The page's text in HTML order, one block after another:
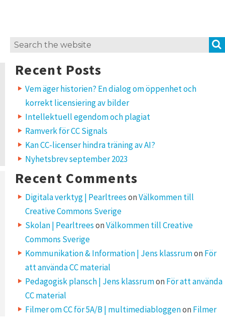
Search
Recent Posts
Vem äger historien? En dialog om öppenhet och
korrekt licensiering av bilder
Intellektuell egendom och plagiat
Ramverk för CC Signals
Kan CC-licenser hindra träning av AI?
Nyhetsbrev september 2023
Recent Comments
Digitala verktyg | PearltreesonVälkommen till
Creative Commons Sverige
Skolan | PearltreesonVälkommen till Creative
Commons Sverige
Kommunikation & Information | Jens klassrumon För
att använda CC material
Pedagogisk plansch | Jens klassrumon För att använda
CC material
Filmer om CC för 5A/B | multimediabloggenon Filmer